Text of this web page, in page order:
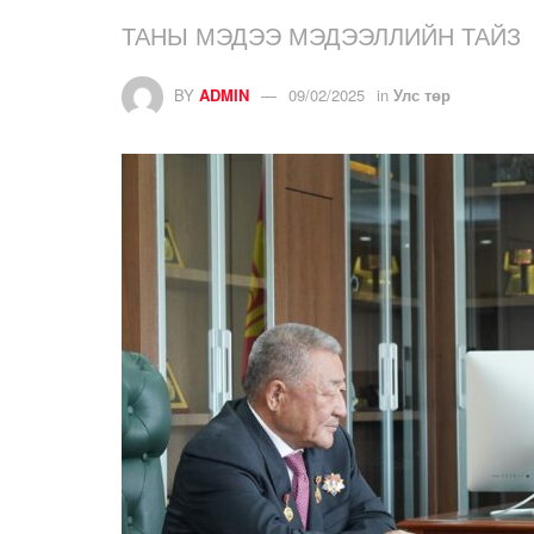
ТАНЫ МЭДЭЭ МЭДЭЭЛЛИЙН ТАЙЗ
BY ADMIN 09/02/2025 in Улс төр